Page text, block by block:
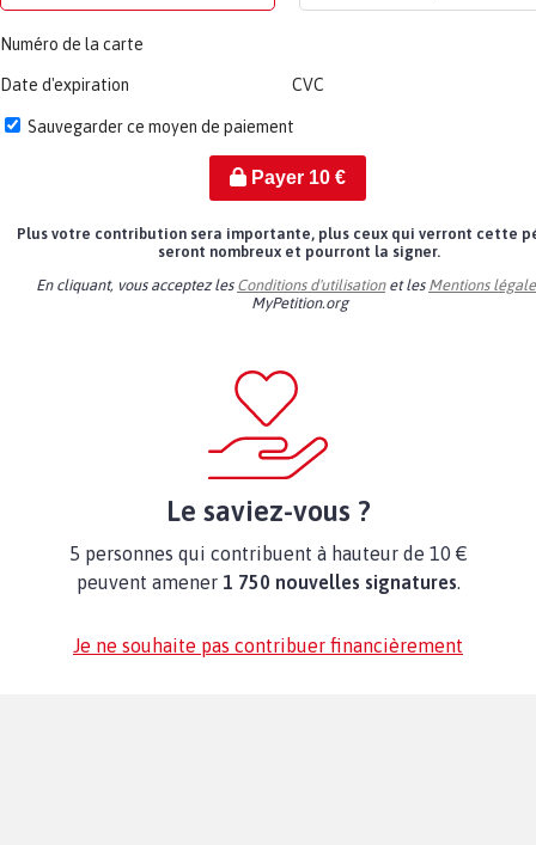
Numéro de la carte
Date d'expiration CVC
Sauvegarder ce moyen de paiement
Payer 10€
Plus votre contribution sera importante, plus ceux qui verront cette
seront nombreux et pourront la signer.
En cliquant, vous acceptez les Conditions d'utilisationet les Mentions
MyPetition.org
Le saviez-vous ?
5 personnes qui contribuent à hauteur de 10 €
peuvent amener 1 750 nouvelles signatures.
Je ne souhaite pas contribuer financièrement